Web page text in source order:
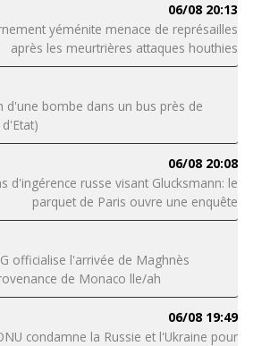
06/08 20:13
yéménite menace de représailles
après les meurtrières attaques houthies
d'une bombe dans un bus près de
06/08 20:08
d'ingérence russe visant Glucksmann: le
parquet de Paris ouvre une enquête
officialise l'arrivée de Maghnès
de Monaco lle/ah
06/08 19:49
condamne la Russie et l'Ukraine pour